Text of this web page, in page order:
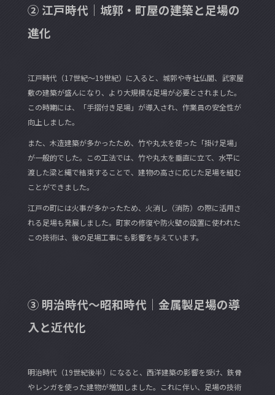
② 江戸時代｜城郭・町屋の建築と足場の
進化
江戸時代（17世紀～19世紀）に入ると、城郭や寺社仏閣、武家屋
敷の建築が盛んになり、より大規模な足場が必要とされました。
この時期には、「手摺付き足場」が導入され、作業員の安全性が
向上しました。
また、木造建築が多かったため、竹や丸太を使った「掛け足場」
が一般的でした。この工法では、竹や丸太を垂直に立て、水平に
渡した梁と縄で結束することで、建物の高さに応じた足場を組む
ことができました。
江戸の町には火事が多かったため、火消し（消防）の際に活用さ
れる足場も発展しました。町家の修復や防火壁の設置に使われた
この技術は、後の足場工事にも影響を与えています。
③ 明治時代～昭和時代｜金属製足場の導
入と近代化
明治時代（19世紀後半）になると、西洋建築の影響を受け、鉄骨
やレンガを使った建物が増加しました。これに伴い、足場の技術